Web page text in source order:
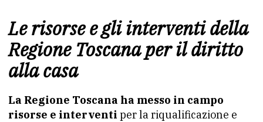
Le risorse e gli interventi della
Regione Toscana per il diritto
alla casa
La Regione Toscana ha messo in campo
risorse e interventi per la riqualificazione e